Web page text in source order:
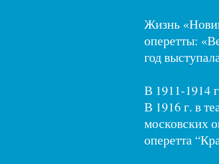
Жизнь
оперетты:
год
В 1911-1914
В 1916 г. в
московских
оперетта